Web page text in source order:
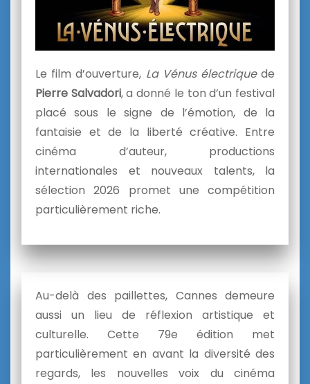
Le film d’ouverture, La Vénus électriquede
Pierre Salvadori, a donné le ton d’un festival
placé sous le signe de l’émotion, de la
fantaisie et de la liberté créative. Entre
cinéma d’auteur, productions
internationales et nouveaux talents, la
sélection 2026 promet une compétition
particulièrement riche.
Au-delà des paillettes, Cannes demeure
aussi un lieu de réflexion artistique et
culturelle. Cette 79e édition met
particulièrement en avant la diversité des
regards, les nouvelles voix du cinéma